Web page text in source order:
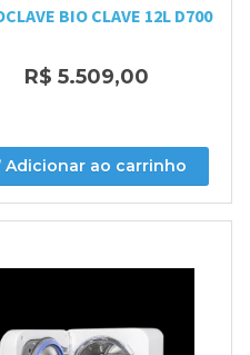
BIO CLAVE 12L D700
R$ 5.509,00
Adicionar ao carrinho